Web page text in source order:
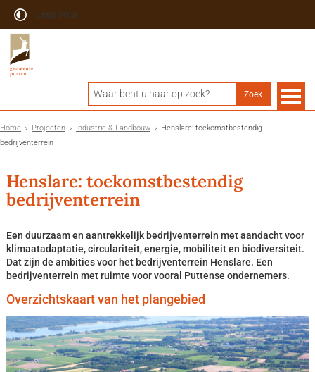
Lees voor
Home Projecten Industrie & Landbouw
Henslare: toekomstbestendig
bedrijventerrein
Henslare: toekomstbestendig
bedrijventerrein
Een duurzaam en aantrekkelijk bedrijventerrein met aandacht voor
klimaatadaptatie, circulariteit, energie, mobiliteit en biodiversiteit.
Dat zijn de ambities voor het bedrijventerrein Henslare. Een
bedrijventerrein met ruimte voor vooral Puttense ondernemers.
Overzichtskaart van het plangebied